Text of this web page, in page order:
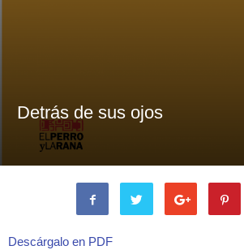
Detrás de sus ojos
Descárgalo en PDF